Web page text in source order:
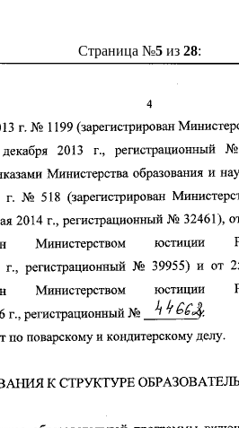
Страница №5из 28: